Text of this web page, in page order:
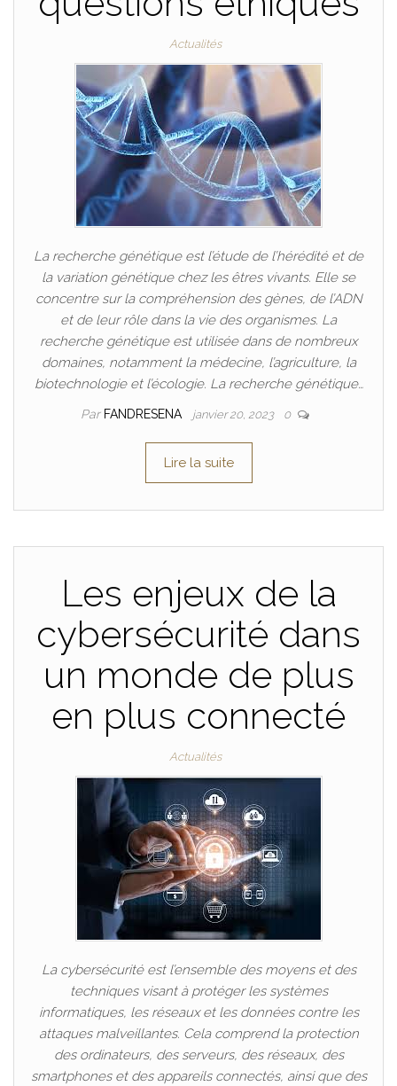
Actualités
La recherche génétique est l’étude de l’hérédité et de
la variation génétique chez les êtres vivants. Elle se
concentre sur la compréhension des gènes, de l’ADN
et de leur rôle dans la vie des organismes. La
recherche génétique est utilisée dans de nombreux
domaines, notamment la médecine, l’agriculture, la
biotechnologie et l’écologie. La recherche génétique…
Par FANDRESENA janvier 20, 2023 0
Lire la suite
Les enjeux de la
cybersécurité dans
un monde de plus
en plus connecté
Actualités
La cybersécurité est l’ensemble des moyens et des
techniques visant à protéger les systèmes
informatiques, les réseaux et les données contre les
attaques malveillantes. Cela comprend la protection
des ordinateurs, des serveurs, des réseaux, des
smartphones et des appareils connectés, ainsi que des